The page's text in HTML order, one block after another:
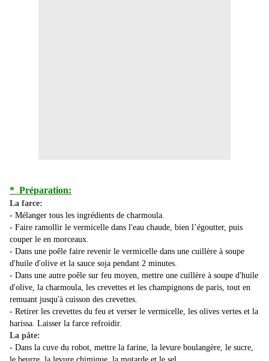
* Préparation:
La farce:
- Mélanger tous les ingrédients de charmoula.
- Faire ramollir le vermicelle dans l'eau chaude, bien l’égoutter, puis
couper le en morceaux.
- Dans une poêle faire revenir le vermicelle dans une cuillère à soupe
d'huile d'olive et la sauce soja pendant 2 minutes.
- Dans une autre poêle sur feu moyen, mettre une cuillère à soupe d'huile
d'olive, la charmoula, les crevettes et les champignons de paris, tout en
remuant jusqu'à cuisson des crevettes.
- Retirer les crevettes du feu et verser le vermicelle, les olives vertes et la
harissa. Laisser la farce refroidir.
La pâte:
- Dans la cuve du robot, mettre la farine, la levure boulangère, le sucre,